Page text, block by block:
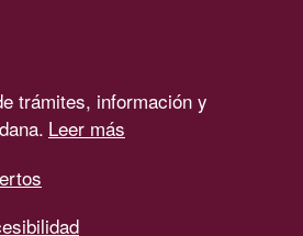
trámites, información y
Leer más